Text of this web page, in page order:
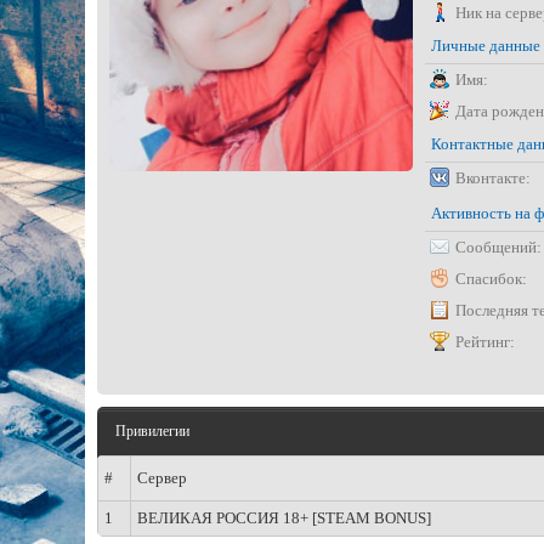
Ник на
Личные данные
Имя:
Дата
Контактные
Вконтакте:
Активность на
Сообщений:
Спасибок:
Последняя
Рейтинг:
Привилегии
# Сервер
1 ВЕЛИКАЯ РОССИЯ 18+ [STEAM BONUS]